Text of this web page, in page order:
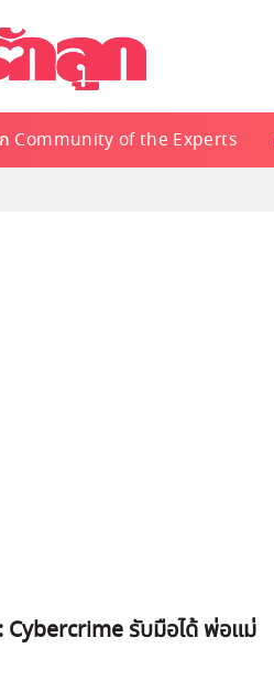
Community of the Experts
Cybercrime รับมือได้ พ่อแม่